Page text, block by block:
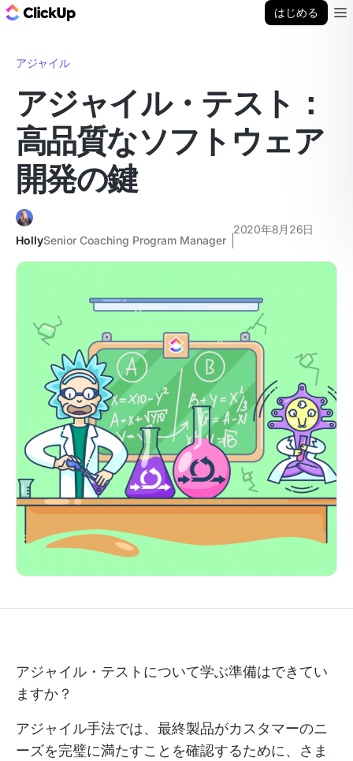
はじめる
アジャイル
アジャイル・テスト：
高品質なソフトウェア
開発の鍵
HollySenior Coaching Program Manager
2020年8月26日
アジャイル・テストについて学ぶ準備はできてい
ますか？
アジャイル手法では、最終製品がカスタマーのニ
ーズを完璧に満たすことを確認するために、さま